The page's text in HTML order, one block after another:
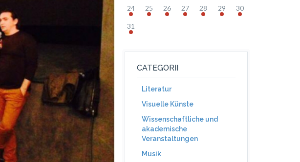
24 25 26 27 28 29 30
31
CATEGORII
Literatur
Visuelle Künste
Wissenschaftliche und
akademische
Veranstaltungen
Musik